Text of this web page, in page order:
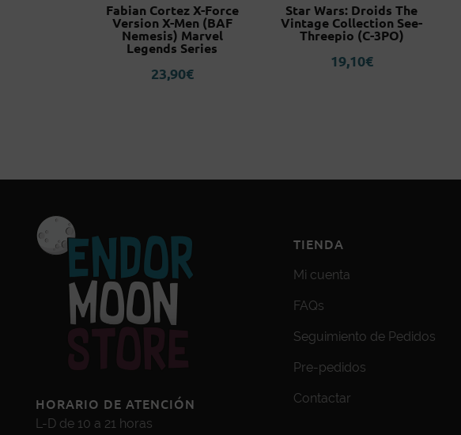
Fabian Cortez X-Force
Version X-Men (BAF
Nemesis) Marvel
Legends Series
23,90€
Star Wars: Droids The
Vintage Collection See-
Threepio (C-3PO)
19,10€
HORARIO DE ATENCIÓN
L-D de 10 a 21 horas
TIENDA
Mi cuenta
FAQs
Seguimiento de Pedidos
Pre-pedidos
Contactar